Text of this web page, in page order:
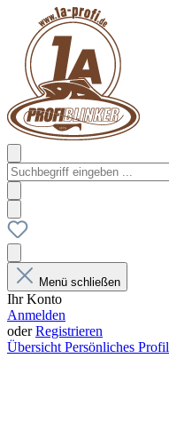
Menü schließen
Ihr Konto
Anmelden
oderRegistrieren
Übersicht Persönliches Profil